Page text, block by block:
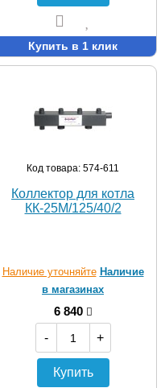
Купить в 1 клик
Код товара: 574-611
Коллектор для котла
КК-25M/125/40/2
Наличие уточняйте Наличие
в магазинах
6 840
-
+
Купить